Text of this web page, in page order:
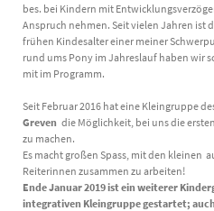
bes. bei Kindern mit
Anspruch nehmen. Seit vielen Jahren ist
frühen Kindesalter einer meiner
rund ums Pony im Jahreslauf haben wir
mit im Programm.
Seit Februar 2016 hat eine Kleingruppe
Greven die Möglichkeit, bei uns die
zu machen.
Es macht großen Spass, mit den kleinen
Reiterinnen zusammen zu arbeiten!
Ende Januar 2019 ist ein weiterer
integrativen Kleingruppe gestartet;